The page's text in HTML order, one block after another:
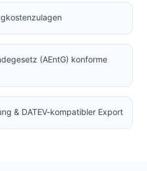
(AEntG) konforme
& DATEV-kompatibler Export